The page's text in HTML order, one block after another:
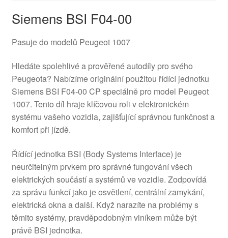
Siemens BSI F04-00
Pasuje do modelů Peugeot 1007
Hledáte spolehlivé a prověřené autodíly pro svého
Peugeota? Nabízíme originální použitou řídící jednotku
Siemens BSI F04-00 CP speciálně pro model Peugeot
1007. Tento díl hraje klíčovou roli v elektronickém
systému vašeho vozidla, zajišťující správnou funkčnost a
komfort při jízdě.
Řídící jednotka BSI (Body Systems Interface) je
neurčitelným prvkem pro správné fungování všech
elektrických součástí a systémů ve vozidle. Zodpovídá
za správu funkcí jako je osvětlení, centrální zamykání,
elektrická okna a další. Když narazíte na problémy s
těmito systémy, pravděpodobným viníkem může být
právě BSI jednotka.